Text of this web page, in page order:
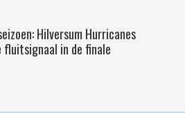
Hilversum Hurricanes
in de finale